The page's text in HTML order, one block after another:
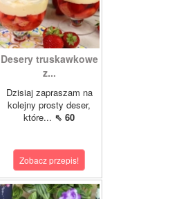
Desery truskawkowe
z...
Dzisiaj zapraszam na
kolejny prosty deser,
które... ⇖ 60
Zobacz przepis!